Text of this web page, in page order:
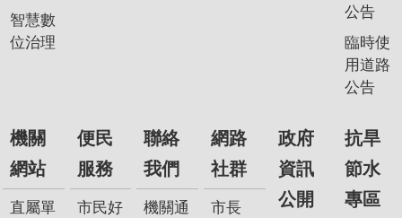
政
府
資
抗
旱
節
智慧數
位治理
公告
臨時使
用道路
公告
機關
網站
直屬單
便民
服務
市民好
聯絡
我們
機關通
網路
社群
市長
政府
資訊
公開
抗旱
節水
專區